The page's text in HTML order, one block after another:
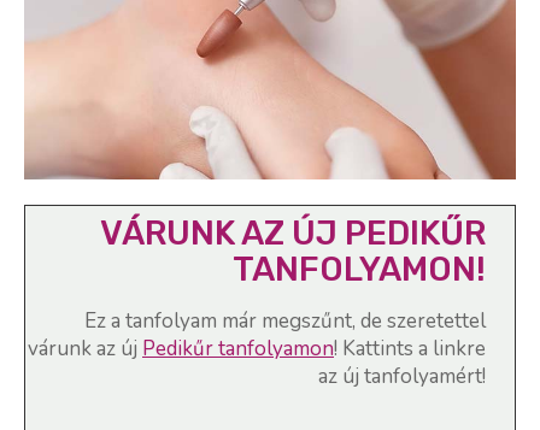
VÁRUNK AZ ÚJ PEDIKŰR
TANFOLYAMON!
Ez a tanfolyam már megszűnt, de szeretettel
várunk az új Pedikűr tanfolyamon! Kattints a linkre
az új tanfolyamért!